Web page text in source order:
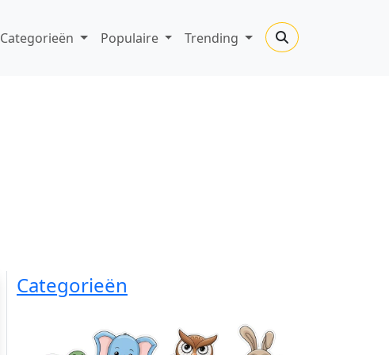
Categorieën Populaire Trending
Categorieën